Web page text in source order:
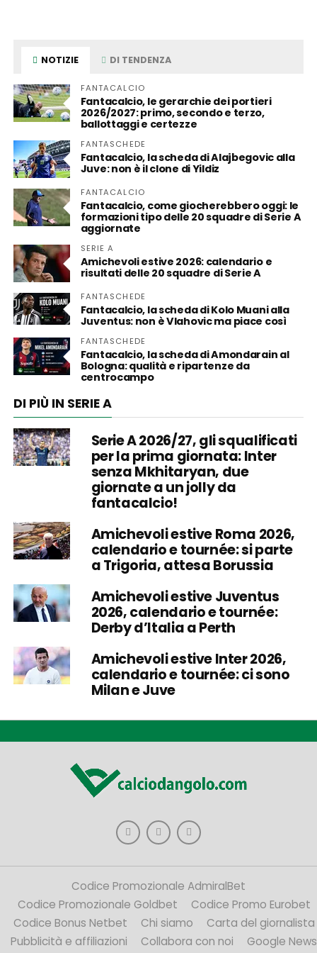
NOTIZIE DI TENDENZA
FANTACALCIO
Fantacalcio, le gerarchie dei portieri
2026/2027: primo, secondo e terzo,
ballottaggi e certezze
FANTASCHEDE
Fantacalcio, la scheda di Alajbegovic alla
Juve: non è il clone di Yildiz
FANTACALCIO
Fantacalcio, come giocherebbero oggi: le
formazioni tipo delle 20 squadre di Serie A
aggiornate
SERIE A
Amichevoli estive 2026: calendario e
risultati delle 20 squadre di Serie A
FANTASCHEDE
Fantacalcio, la scheda di Kolo Muani alla
Juventus: non è Vlahovic ma piace così
FANTASCHEDE
Fantacalcio, la scheda di Amondarain al
Bologna: qualità e ripartenze da
centrocampo
DI PIÙ IN SERIE A
Serie A 2026/27, gli squalificati
per la prima giornata: Inter
senza Mkhitaryan, due
giornate a un jolly da
fantacalcio!
Amichevoli estive Roma 2026,
calendario e tournée: si parte
a Trigoria, attesa Borussia
Amichevoli estive Juventus
2026, calendario e tournée:
Derby d’Italia a Perth
Amichevoli estive Inter 2026,
calendario e tournée: ci sono
Milan e Juve
Codice Promozionale AdmiralBet
Codice Promozionale Goldbet
Codice Promo Eurobet
Codice Bonus Netbet
Chi siamo
Carta del giornalista
Pubblicità e affiliazioni
Collabora con noi
Google News